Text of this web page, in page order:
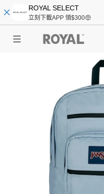
ROYAL SELECT
立刻下載APP 領$300🤑